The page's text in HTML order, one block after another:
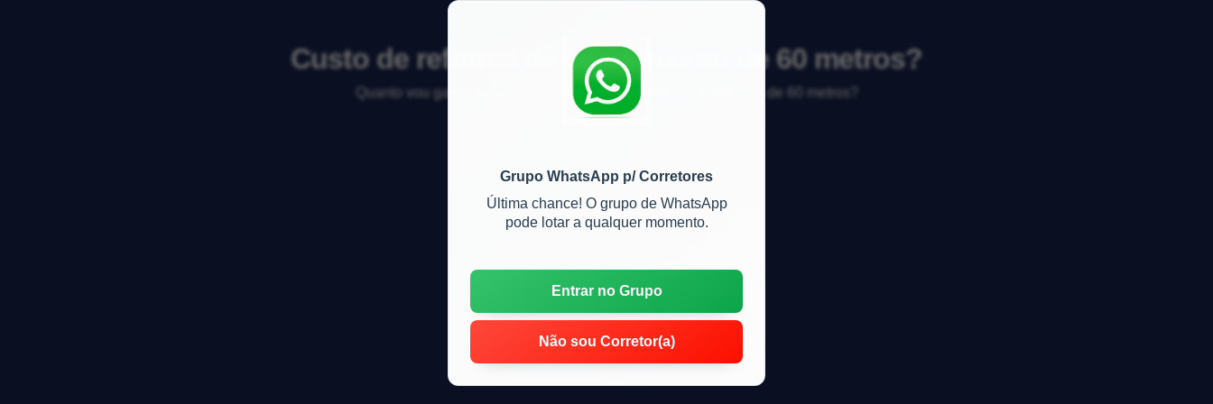
Grupo WhatsApp p/ Corretores
Última chance! O grupo de WhatsApp
pode lotar a qualquer momento.
Entrar no Grupo
Não sou Corretor(a)
Custo de reforma de apartamento de 60 metros?
Quanto vou gastar para reformar um apartamento no contra piso de 60 metros?